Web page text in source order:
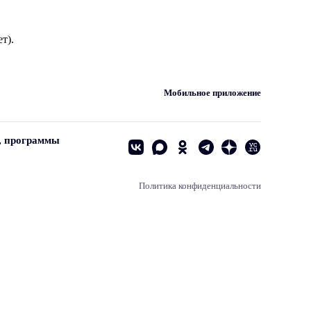
Мобильное приложение
программы
Политика конфиденциальности